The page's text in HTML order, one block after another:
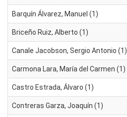
Barquín Álvarez, Manuel (1)
Briceño Ruiz, Alberto (1)
Canale Jacobson, Sergio Antonio (1)
Carmona Lara, María del Carmen (1)
Castro Estrada, Álvaro (1)
Contreras Garza, Joaquín (1)